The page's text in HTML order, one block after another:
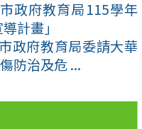
政府教育局115學年
計畫」
政府教育局委請大華
防治及危 ...